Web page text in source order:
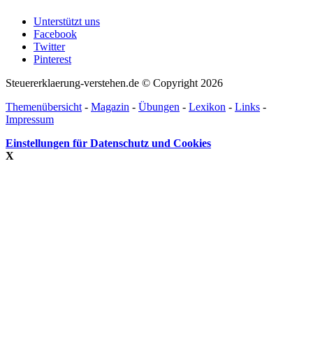
Unterstützt uns
Facebook
Twitter
Pinterest
Steuererklaerung-verstehen.de © Copyright 2026
Themenübersicht - Magazin - Übungen - Lexikon - Links -
Impressum
Einstellungen für Datenschutz und Cookies
X